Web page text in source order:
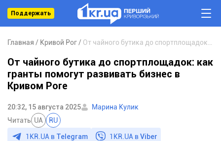
Поддержать
Главная Кривой Рог
От чайного бутика до спортплощадок: как
гранты помогут развивать бизнес в
Кривом Роге
20:32, 15 августа 2025
Марина Кулик
Читать UA RU
1KR.UA в Telegram 1KR.UA вViber